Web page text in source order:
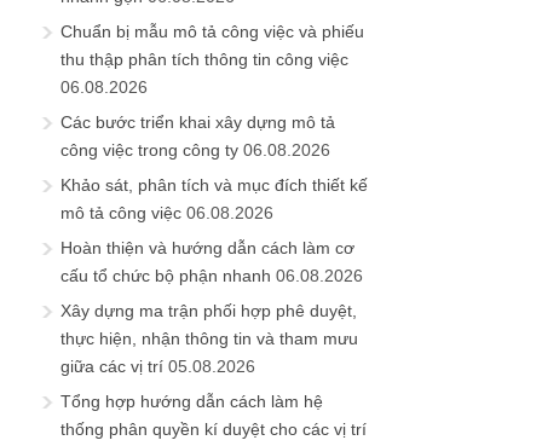
Chuẩn bị mẫu mô tả công việc và phiếu
thu thập phân tích thông tin công việc
06.08.2026
Các bước triển khai xây dựng mô tả
công việc trong công ty 06.08.2026
Khảo sát, phân tích và mục đích thiết kế
mô tả công việc 06.08.2026
Hoàn thiện và hướng dẫn cách làm cơ
cấu tổ chức bộ phận nhanh 06.08.2026
Xây dựng ma trận phối hợp phê duyệt,
thực hiện, nhận thông tin và tham mưu
giữa các vị trí 05.08.2026
Tổng hợp hướng dẫn cách làm hệ
thống phân quyền kí duyệt cho các vị trí